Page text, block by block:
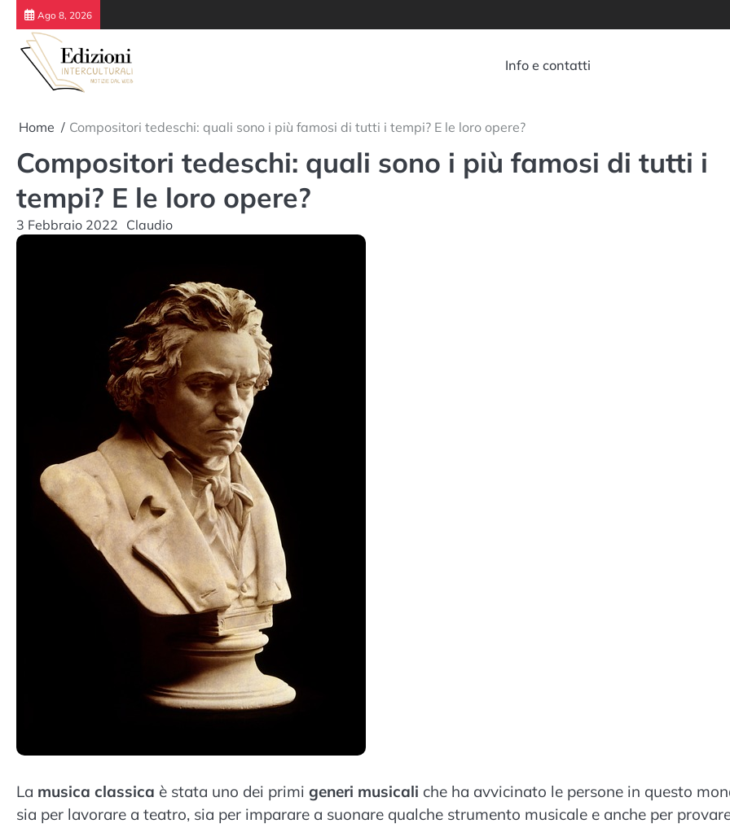
Skip
content
Ago 8, 2026
Info e contatti
Home Compositori tedeschi: quali sono i più famosi di tutti i tempi? E le loro opere?
Compositori tedeschi: quali sono i più famosi di tutti i
tempi? E le loro opere?
3 Febbraio 2022 Claudio
La musica classica è stata uno dei primi generi musicali che ha avvicinato le persone in questo
sia per lavorare a teatro, sia per imparare a suonare qualche strumento musicale e anche per